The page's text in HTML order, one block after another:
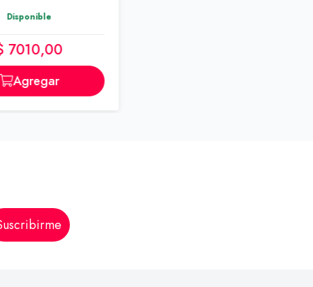
Disponible
7010,00
Agregar